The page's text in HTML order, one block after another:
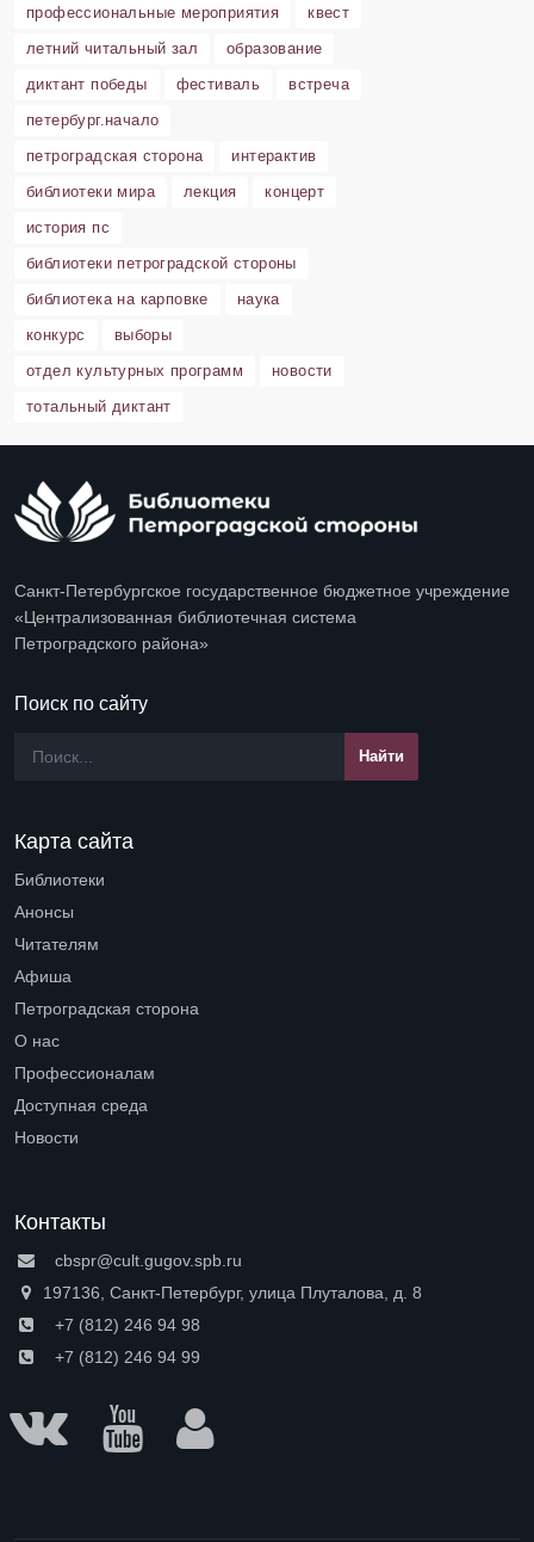
профессиональные мероприятия
квест
летний читальный зал
образование
диктант победы
фестиваль
встреча
петербург.начало
петроградская сторона
интерактив
библиотеки мира
лекция
концерт
история пс
библиотеки петроградской стороны
библиотека на карповке
наука
конкурс
выборы
отдел культурных программ
новости
тотальный диктант
Санкт-Петербургское государственное бюджетное учреждение
«Централизованная библиотечная система
Петроградского района»
Поиск по сайту
Карта сайта
Библиотеки
Анонсы
Читателям
Афиша
Петроградская сторона
О нас
Профессионалам
Доступная среда
Новости
Контакты
cbspr@cult.gugov.spb.ru
197136, Санкт-Петербург, улица Плуталова, д. 8
+7 (812) 246 94 98
+7 (812) 246 94 99